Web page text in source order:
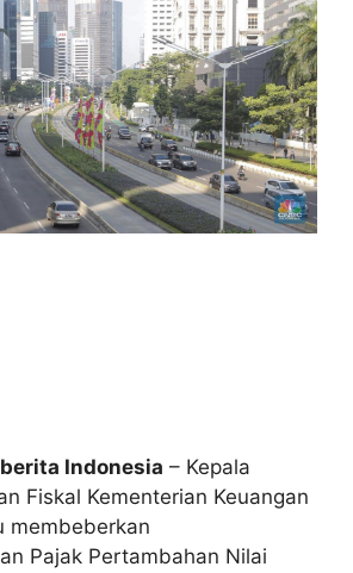
Indonesia – Kepala
Fiskal Kementerian Keuangan
membeberkan
Pajak Pertambahan Nilai